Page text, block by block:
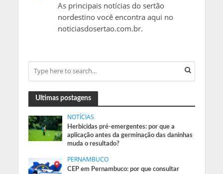
As principais notícias do sertão
nordestino você encontra aqui no
noticiasdosertao.com.br.
Ultimas postagens
NOTÍCIAS
Herbicidas pré-emergentes: por que a
aplicação antes da germinação das daninhas
muda o resultado?
PERNAMBUCO
CEP em Pernambuco: por que consultar